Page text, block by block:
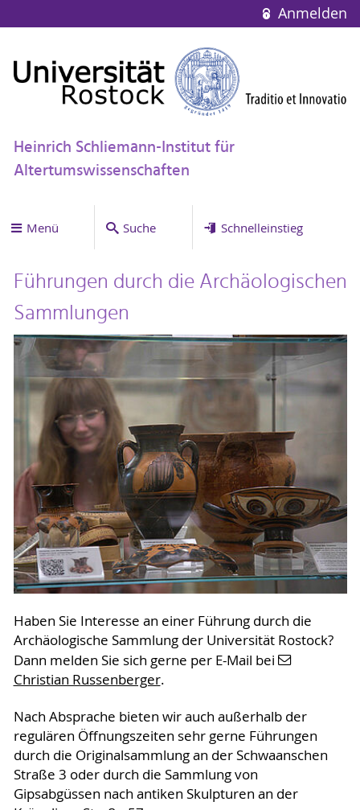
Anmelden
Heinrich Schliemann-Institut für
Altertumswissenschaften
Menü Suche Schnelleinstieg
Führungen durch die Archäologischen
Sammlungen
Haben Sie Interesse an einer Führung durch die
Archäologische Sammlung der Universität Rostock?
Dann melden Sie sich gerne per E-Mail bei
Christian Russenberger.
Nach Absprache bieten wir auch außerhalb der
regulären Öffnungszeiten sehr gerne Führungen
durch die Originalsammlung an der Schwaanschen
Straße 3 oder durch die Sammlung von
Gipsabgüssen nach antiken Skulpturen an der